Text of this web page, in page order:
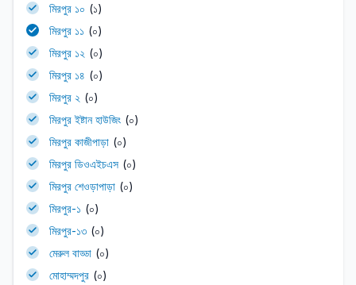
মিরপুর ১০ (১)
মিরপুর ১১ (০)
মিরপুর ১২ (০)
মিরপুর ১৪ (০)
মিরপুর ২ (০)
মিরপুর ইষ্টান হাউজিং (০)
মিরপুর কাজীপাড়া (০)
মিরপুর ডিওএইচএস (০)
মিরপুর শেওড়াপাড়া (০)
মিরপুর-১ (০)
মিরপুর-১৩ (০)
মেরুল বাড্ডা (০)
মোহাম্মদপুর (০)